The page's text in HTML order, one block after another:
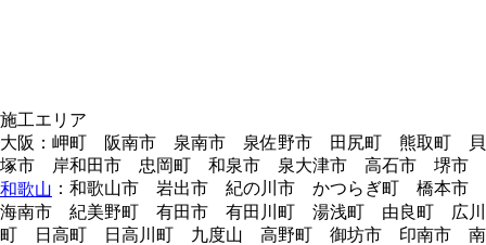
施工エリア
大阪：岬町 阪南市 泉南市 泉佐野市 田尻町 熊取町 貝
塚市 岸和田市 忠岡町 和泉市 泉大津市 高石市 堺市
和歌山 ：和歌山市 岩出市 紀の川市 かつらぎ町 橋本市
海南市 紀美野町 有田市 有田川町 湯浅町 由良町 広川
町 日高町 日高川町 九度山 高野町 御坊市 印南市 南